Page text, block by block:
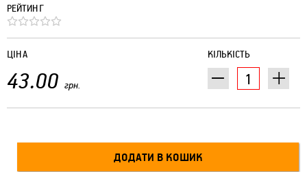
РЕЙТИНГ
КІЛЬКІСТЬ
ЦІНА
43.00 грн.